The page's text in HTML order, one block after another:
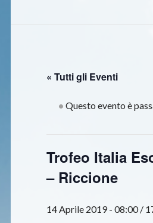
« Tutti gli Eventi
Questo evento è
Trofeo Italia
– Riccione
14 Aprile 2019 - 08:00/